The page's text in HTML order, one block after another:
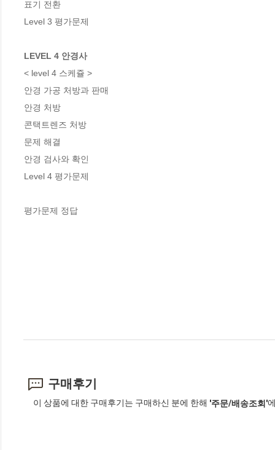
표기 전환
Level 3 평가문제
LEVEL 4 안경사
< level 4 스케쥴 >
안경 가공 처방과 판매
안경 처방
콘택트렌즈 처방
문제 해결
안경 검사와 확인
Level 4 평가문제
평가문제 정답
구매후기
이 상품에 대한 구매후기는 구매하신 분에 한해 '주문/배송조회'